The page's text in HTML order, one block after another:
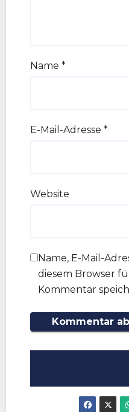
Name *
E-Mail-Adresse *
Website
Name, E-Mail-
diesem Browser
Kommentar